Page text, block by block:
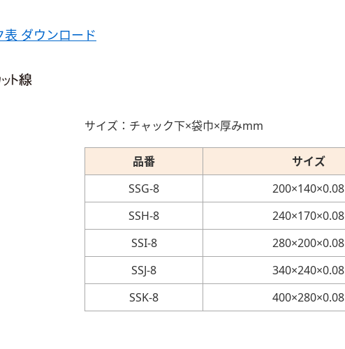
ダウンロード
サイズ：チャック下×袋巾×厚みmm
品番 サイズ
SSG-8
200×140×0.08
SSH-8
240×170×0.08
SSI-8
280×200×0.08
SSJ-8
340×240×0.08
SSK-8
400×280×0.08